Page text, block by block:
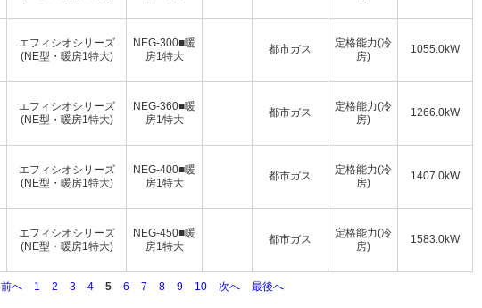
エフィシオシリーズ
(NE型・暖房1特大)
NEG-300■暖
房1特大
都市ガス
定格能力(冷
房)
1055.0kW
エフィシオシリーズ
(NE型・暖房1特大)
NEG-360■暖
房1特大
都市ガス
定格能力(冷
房)
1266.0kW
エフィシオシリーズ
(NE型・暖房1特大)
NEG-400■暖
房1特大
都市ガス
定格能力(冷
房)
1407.0kW
エフィシオシリーズ
(NE型・暖房1特大)
NEG-450■暖
房1特大
都市ガス
定格能力(冷
房)
1583.0kW
前へ 1 2 3 4 5 6 7 8 9 10 次へ 最後へ